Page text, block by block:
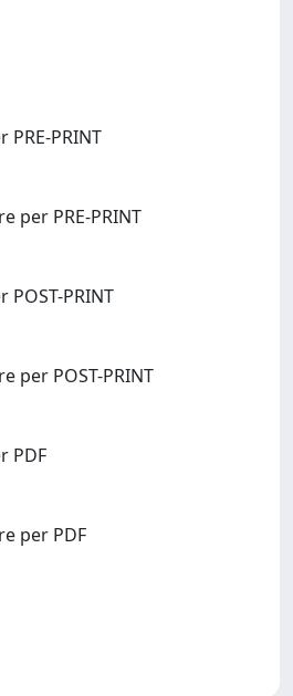
PRINT
per PRE-PRINT
PRINT
per POST-PRINT
PDF
per PDF